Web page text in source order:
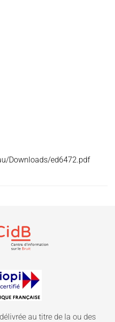
Downloads/ed6472.pdf
au titre de la ou des